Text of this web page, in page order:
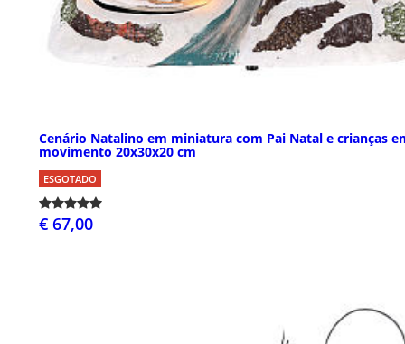
Cenário Natalino em miniatura com Pai Natal e crianças
movimento 20x30x20 cm
ESGOTADO
€ 67,00